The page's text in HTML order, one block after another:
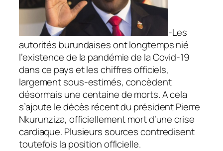
-Les
autorités burundaises ont longtemps nié
l’existence de la pandémie de la Covid-19
dans ce pays et les chiffres officiels,
largement sous-estimés, concèdent
désormais une centaine de morts. A cela
s’ajoute le décès récent du président Pierre
Nkurunziza, officiellement mort d’une crise
cardiaque. Plusieurs sources contredisent
toutefois la position officielle.